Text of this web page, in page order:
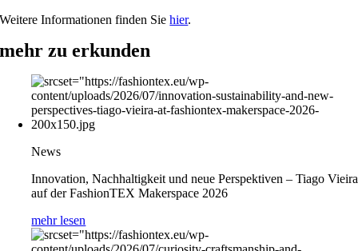
Weitere Informationen finden Siehier.
mehr zu erkunden
News
Innovation, Nachhaltigkeit und neue Perspektiven – Tiago Vieira
auf der FashionTEX Makerspace 2026
mehr lesen